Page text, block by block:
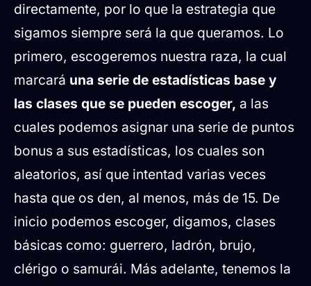
directamente, por lo que la estrategia que
sigamos siempre será la que queramos. Lo
primero, escogeremos nuestra raza, la cual
marcará una serie de estadísticas base y
las clases que se pueden escoger, a las
cuales podemos asignar una serie de puntos
bonus a sus estadísticas, los cuales son
aleatorios, así que intentad varias veces
hasta que os den, al menos, más de 15. De
inicio podemos escoger, digamos, clases
básicas como: guerrero, ladrón, brujo,
clérigo o samurái. Más adelante, tenemos la